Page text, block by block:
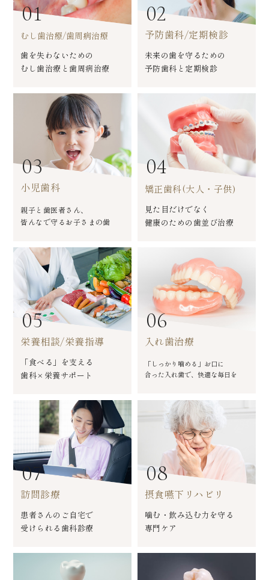
01
むし歯治療/歯周病治療
歯を失わないための
むし歯治療と歯周病治療
02
予防歯科/定期検診
未来の歯を守るための
予防歯科と定期検診
03
小児歯科
親子と歯医者さん、
皆んなで守るお子さまの歯
04
矯正歯科(大人・子供)
見た目だけでなく
健康のための歯並び治療
05
栄養相談/栄養指導
「食べる」を支える
歯科×栄養サポート
06
入れ歯治療
「しっかり噛める」お口に
合った入れ歯で、快適な毎日を
07
訪問診療
患者さんのご自宅で
受けられる歯科診療
08
摂食嚥下リハビリ
噛む・飲み込む力を守る
専門ケア